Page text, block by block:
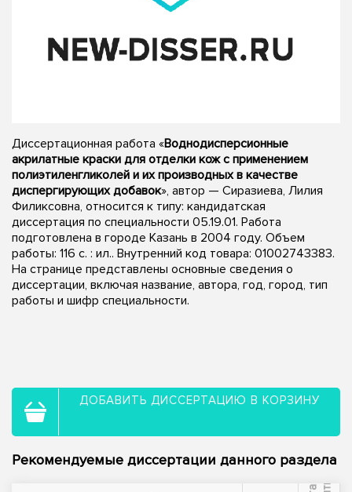
Диссертационная работа «Воднодисперсионные
акрилатные краски для отделки кож с применением
полиэтиленгликолей и их производных в качестве
диспергирующих добавок», автор — Сиразиева, Лилия
Филиксовна, относится к типу: кандидатская
диссертация по специальности 05.19.01. Работа
подготовлена в городе Казань в 2004 году. Объем
работы: 116 с. : ил.. Внутренний код товара: 01002743383.
На странице представлены основные сведения о
диссертации, включая название, автора, год, город, тип
работы и шифр специальности.
ДОБАВИТЬ ДИССЕРТАЦИЮ В КОРЗИНУ
Рекомендуемые диссертации данного раздела